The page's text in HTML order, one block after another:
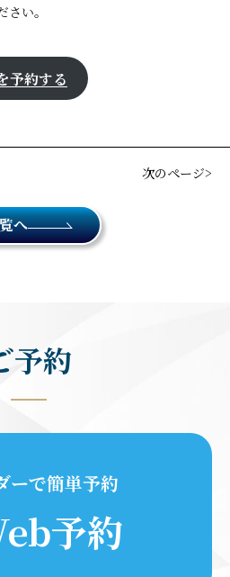
い。
予約する
次のページ
へ
予約
ーで簡単予約
予約